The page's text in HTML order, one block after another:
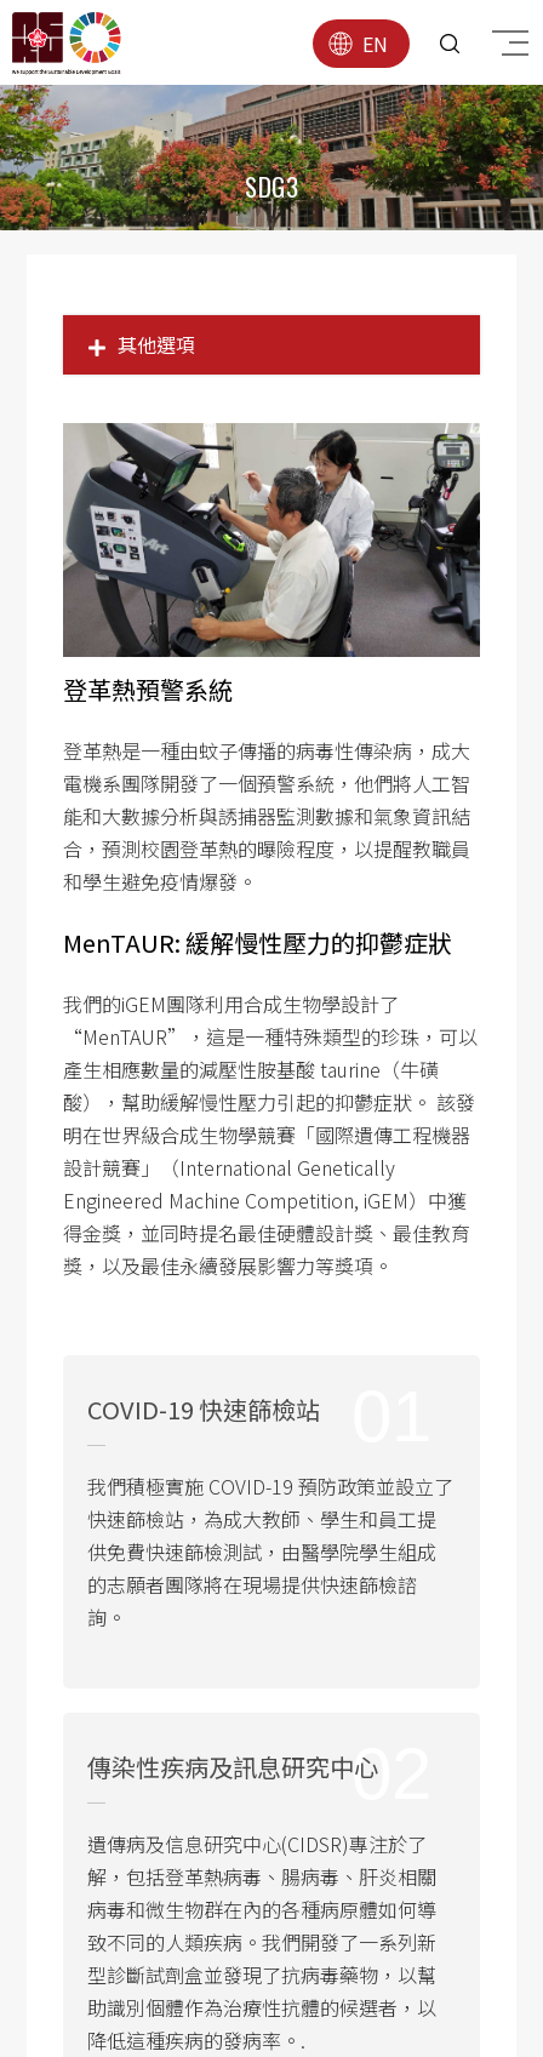
EN
SDG3
其他選項
SDG1
SDG4
SDG5
SDG6
SDG7
SDG10
SDG11
SDG12
SDG14
SDG16
SDG17
登革熱預警系統
登革熱是一種由蚊子傳播的病毒性傳染病，成大
電機系團隊開發了一個預警系統，他們將人工智
能和大數據分析與誘捕器監測數據和氣象資訊結
合，預測校園登革熱的曝險程度，以提醒教職員
和學生避免疫情爆發。
MenTAUR: 緩解慢性壓力的抑鬱症狀
我們的iGEM團隊利用合成生物學設計了
“MenTAUR”，這是一種特殊類型的珍珠，可以
產生相應數量的減壓性胺基酸 taurine（牛磺
酸），幫助緩解慢性壓力引起的抑鬱症狀。 該發
明在世界級合成生物學競賽「國際遺傳工程機器
設計競賽」（International Genetically
Engineered Machine Competition, iGEM）中獲
得金獎，並同時提名最佳硬體設計獎、最佳教育
獎，以及最佳永續發展影響力等獎項。
COVID-19 快速篩檢站
我們積極實施 COVID-19 預防政策並設立了
快速篩檢站，為成大教師、學生和員工提
供免費快速篩檢測試，由醫學院學生組成
的志願者團隊將在現場提供快速篩檢諮
詢。
02
傳染性疾病及訊息研究中心
遺傳病及信息研究中心(CIDSR)專注於了
解，包括登革熱病毒、腸病毒、肝炎相關
病毒和微生物群在內的各種病原體如何導
致不同的人類疾病。我們開發了一系列新
型診斷試劑盒並發現了抗病毒藥物，以幫
助識別個體作為治療性抗體的候選者，以
降低這種疾病的發病率。.